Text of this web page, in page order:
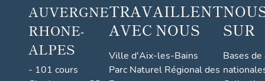
AUVERGNE
RHONE-
ALPES
- 101 cours
TRAVAILLENT
AVEC NOUS
Ville d'Aix-les-Bains
Parc Naturel Régional des
SUR
Bases